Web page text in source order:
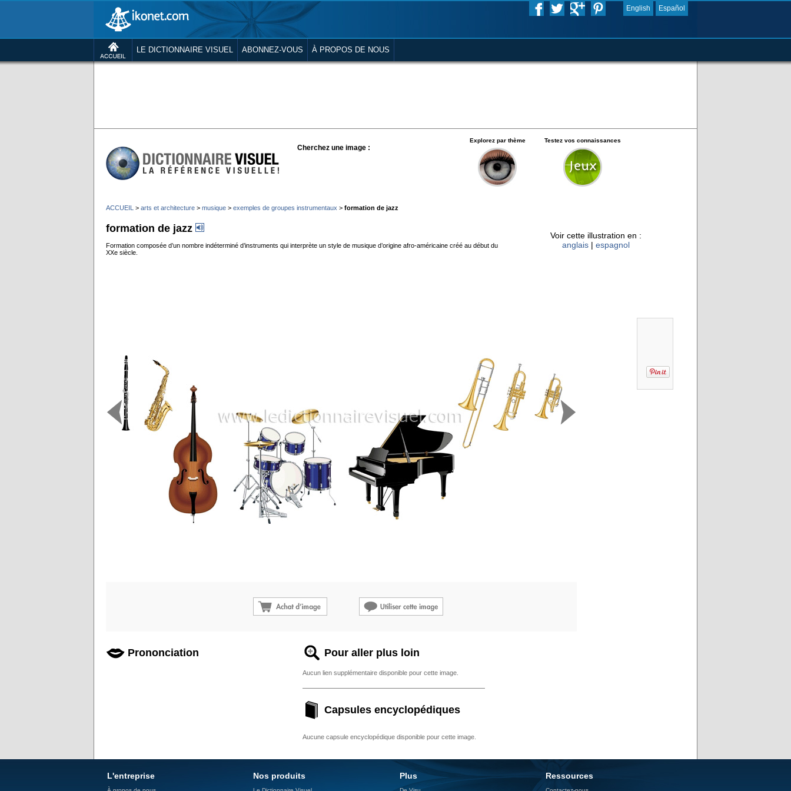
English Español
LE DICTIONNAIRE VISUEL ABONNEZ-VOUS À PROPOS DE NOUS
Cherchez une image :
Explorez par thème Testez vos connaissances
ACCUEIL > arts et architecture > musique > exemples de groupes instrumentaux > formation de jazz
formation de jazz
Formation composée d’un nombre indéterminé d’instruments qui interprète un style de musique d’origine afro-américaine créé au début du
XXe siècle.
Voir cette illustration en :
anglais | espagnol
Prononciation Pour aller plus loin
Aucun lien supplémentaire disponible pour cette image.
Capsules encyclopédiques
Aucune capsule encyclopédique disponible pour cette image.
L'entreprise Nos produits Plus Ressources